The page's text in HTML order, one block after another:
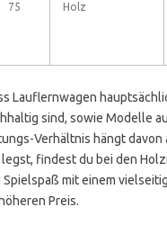
75 Holz
Lauflernwagen
sind, sowie Modelle
Verhältnis hängt
findest du bei den
mit einem
Preis.